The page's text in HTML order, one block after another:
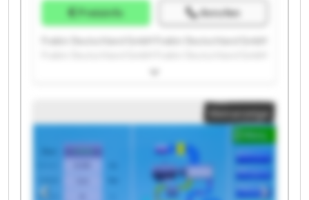
Preisinfo Anrufen
Fraikin Deutschland GmbH Fraikin Deutschland GmbH
Fraikin Deutschland GmbH Fraikin Deutschland GmbH
Fraikin Deutschland GmbH Fraikin Deutschland GmbH
Fraikin Deutschland GmbH Fraikin Deutschland GmbH
Fraikin Deutschland GmbH Fraikin Deutschland GmbH
Fraikin Deutschland GmbH Fraikin Deutschland GmbH
Fraikin Deutschland GmbH Fraikin Deutschland GmbH
Kleinanzeige